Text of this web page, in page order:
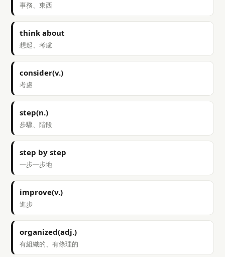
事務、東西
think about
想起、考慮
consider(v.)
考慮
step(n.)
步驟、階段
step by step
一步一步地
improve(v.)
進步
organized(adj.)
有組織的、有條理的